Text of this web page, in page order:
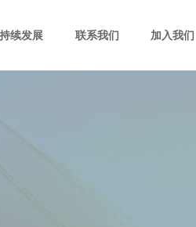
续发展 联系我们 加入我们